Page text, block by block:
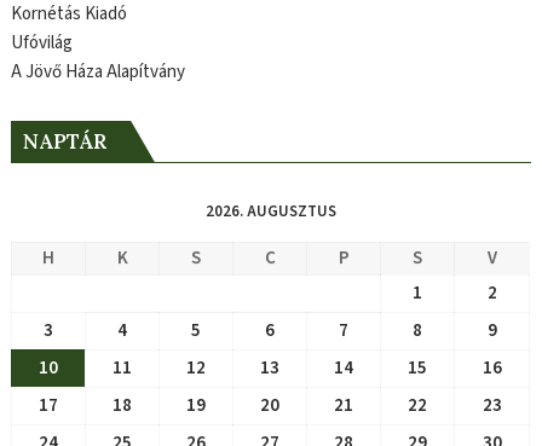
Kornétás Kiadó
Ufóvilág
A Jövő Háza Alapítvány
NAPTÁR
2026. AUGUSZTUS
H K S C P S
V
1
2
3
4 5 6 7 8
9
10
11 12 13 14 15
16
17
18 19 20 21 22
23